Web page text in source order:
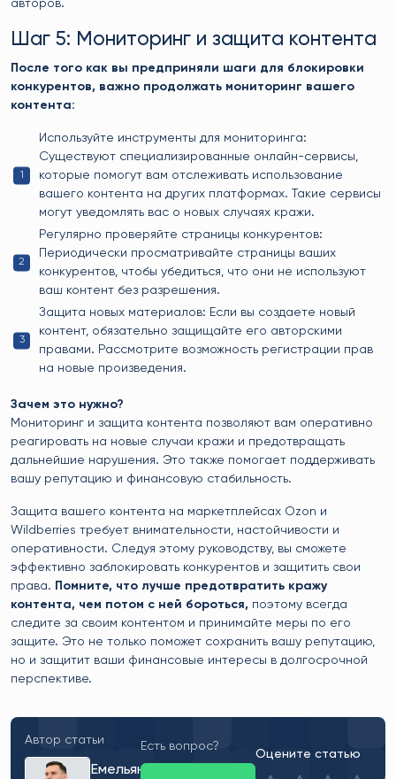
авторов.
Шаг 5: Мониторинг и защита контента
После того как вы предприняли шаги для блокировки
конкурентов, важно продолжать мониторинг вашего
контента:
Используйте инструменты для мониторинга:
Существуют специализированные онлайн-сервисы,
которые помогут вам отслеживать использование
вашего контента на других платформах. Такие сервисы
могут уведомлять вас о новых случаях кражи.
Регулярно проверяйте страницы конкурентов:
Периодически просматривайте страницы ваших
конкурентов, чтобы убедиться, что они не используют
ваш контент без разрешения.
Защита новых материалов: Если вы создаете новый
контент, обязательно защищайте его авторскими
правами. Рассмотрите возможность регистрации прав
на новые произведения.
Зачем это нужно?
Мониторинг и защита контента позволяют вам оперативно
реагировать на новые случаи кражи и предотвращать
дальнейшие нарушения. Это также помогает поддерживать
вашу репутацию и финансовую стабильность.
Защита вашего контента на маркетплейсах Ozon и
Wildberries требует внимательности, настойчивости и
оперативности. Следуя этому руководству, вы сможете
эффективно заблокировать конкурентов и защитить свои
права. Помните, что лучше предотвратить кражу
контента, чем потом с ней бороться, поэтому всегда
следите за своим контентом и принимайте меры по его
защите. Это не только поможет сохранить вашу репутацию,
но и защитит ваши финансовые интересы в долгосрочной
перспективе.
Автор статьи
Емельянов
Есть вопрос?
Оцените статью